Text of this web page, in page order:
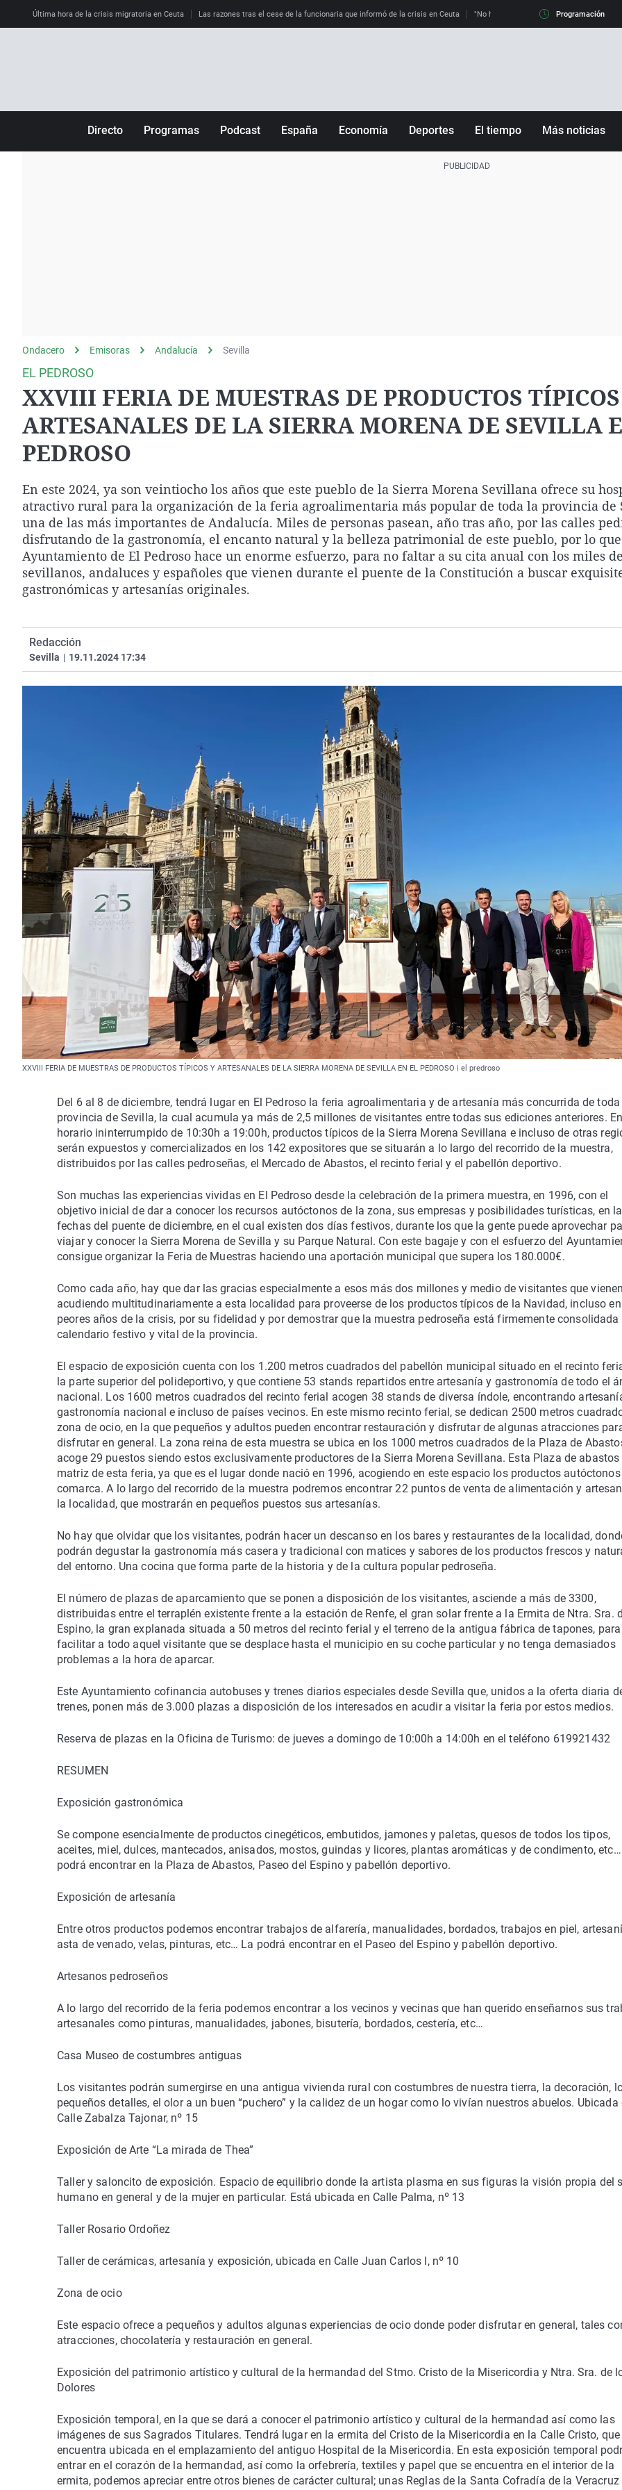
Última hora de la crisis migratoria en Ceuta Las razones tras el cese de la funcionaria que informó de la crisis en Ceuta "No hay mafias, que no nos engañen":
Programación
Directo Programas Podcast
Operación Viuda
Negra
España
Navarra
Economía Deportes El tiempo Más noticias
Ondacero Emisoras Andalucía Sevilla
EL PEDROSO
XXVIII FERIA DE MUESTRAS DE PRODUCTOS
ARTESANALES DE LA SIERRA MORENA DE SEVILLA
PEDROSO
En este 2024, ya son veintiocho los años que este pueblo de la Sierra Morena Sevillana ofrece su
atractivo rural para la organización de la feria agroalimentaria más popular de toda la provincia de
una de las más importantes de Andalucía. Miles de personas pasean, año tras año, por las calles
disfrutando de la gastronomía, el encanto natural y la belleza patrimonial de este pueblo, por lo
Ayuntamiento de El Pedroso hace un enorme esfuerzo, para no faltar a su cita anual con los miles de
sevillanos, andaluces y españoles que vienen durante el puente de la Constitución a buscar
gastronómicas y artesanías originales.
Redacción
Sevilla | 19.11.2024 17:34
XXVIII FERIA DE MUESTRAS DE PRODUCTOS TÍPICOS Y ARTESANALES DE LA SIERRA MORENA DE SEVILLA EN EL PEDROSO | el predroso
Del 6 al 8 de diciembre, tendrá lugar en El Pedroso la feria agroalimentaria y de artesanía más concurrida de toda
provincia de Sevilla, la cual acumula ya más de 2,5 millones de visitantes entre todas sus ediciones anteriores. En
horario ininterrumpido de 10:30h a 19:00h, productos típicos de la Sierra Morena Sevillana e incluso de otras
serán expuestos y comercializados en los 142 expositores que se situarán a lo largo del recorrido de la muestra,
distribuidos por las calles pedroseñas, el Mercado de Abastos, el recinto ferial y el pabellón deportivo.
Son muchas las experiencias vividas en El Pedroso desde la celebración de la primera muestra, en 1996, con el
objetivo inicial de dar a conocer los recursos autóctonos de la zona, sus empresas y posibilidades turísticas, en
fechas del puente de diciembre, en el cual existen dos días festivos, durante los que la gente puede aprovechar
viajar y conocer la Sierra Morena de Sevilla y su Parque Natural. Con este bagaje y con el esfuerzo del
consigue organizar la Feria de Muestras haciendo una aportación municipal que supera los 180.000€.
Como cada año, hay que dar las gracias especialmente a esos más dos millones y medio de visitantes que vienen
acudiendo multitudinariamente a esta localidad para proveerse de los productos típicos de la Navidad, incluso
peores años de la crisis, por su fidelidad y por demostrar que la muestra pedroseña está firmemente consolidada
calendario festivo y vital de la provincia.
El espacio de exposición cuenta con los 1.200 metros cuadrados del pabellón municipal situado en el recinto
la parte superior del polideportivo, y que contiene 53 stands repartidos entre artesanía y gastronomía de todo el
nacional. Los 1600 metros cuadrados del recinto ferial acogen 38 stands de diversa índole, encontrando
gastronomía nacional e incluso de países vecinos. En este mismo recinto ferial, se dedican 2500 metros
zona de ocio, en la que pequeños y adultos pueden encontrar restauración y disfrutar de algunas atracciones
disfrutar en general. La zona reina de esta muestra se ubica en los 1000 metros cuadrados de la Plaza de
acoge 29 puestos siendo estos exclusivamente productores de la Sierra Morena Sevillana. Esta Plaza de abastos
matriz de esta feria, ya que es el lugar donde nació en 1996, acogiendo en este espacio los productos autóctonos
comarca. A lo largo del recorrido de la muestra podremos encontrar 22 puntos de venta de alimentación y
la localidad, que mostrarán en pequeños puestos sus artesanías.
No hay que olvidar que los visitantes, podrán hacer un descanso en los bares y restaurantes de la localidad,
podrán degustar la gastronomía más casera y tradicional con matices y sabores de los productos frescos y
del entorno. Una cocina que forma parte de la historia y de la cultura popular pedroseña.
El número de plazas de aparcamiento que se ponen a disposición de los visitantes, asciende a más de 3300,
distribuidas entre el terraplén existente frente a la estación de Renfe, el gran solar frente a la Ermita de Ntra. Sra.
Espino, la gran explanada situada a 50 metros del recinto ferial y el terreno de la antigua fábrica de tapones, para
facilitar a todo aquel visitante que se desplace hasta el municipio en su coche particular y no tenga demasiados
problemas a la hora de aparcar.
Este Ayuntamiento cofinancia autobuses y trenes diarios especiales desde Sevilla que, unidos a la oferta diaria
trenes, ponen más de 3.000 plazas a disposición de los interesados en acudir a visitar la feria por estos medios.
Reserva de plazas en la Oficina de Turismo: de jueves a domingo de 10:00h a 14:00h en el teléfono 619921432
RESUMEN
Exposición gastronómica
Se compone esencialmente de productos cinegéticos, embutidos, jamones y paletas, quesos de todos los tipos,
aceites, miel, dulces, mantecados, anisados, mostos, guindas y licores, plantas aromáticas y de condimento,
podrá encontrar en la Plaza de Abastos, Paseo del Espino y pabellón deportivo.
Exposición de artesanía
Entre otros productos podemos encontrar trabajos de alfarería, manualidades, bordados, trabajos en piel,
asta de venado, velas, pinturas, etc… La podrá encontrar en el Paseo del Espino y pabellón deportivo.
Artesanos pedroseños
A lo largo del recorrido de la feria podemos encontrar a los vecinos y vecinas que han querido enseñarnos sus
artesanales como pinturas, manualidades, jabones, bisutería, bordados, cestería, etc…
Casa Museo de costumbres antiguas
Los visitantes podrán sumergirse en una antigua vivienda rural con costumbres de nuestra tierra, la decoración,
pequeños detalles, el olor a un buen “puchero” y la calidez de un hogar como lo vivían nuestros abuelos. Ubicada
Calle Zabalza Tajonar, nº 15
Exposición de Arte “La mirada de Thea”
Taller y saloncito de exposición. Espacio de equilibrio donde la artista plasma en sus figuras la visión propia del
humano en general y de la mujer en particular. Está ubicada en Calle Palma, nº 13
Taller Rosario Ordoñez
Taller de cerámicas, artesanía y exposición, ubicada en Calle Juan Carlos I, nº 10
Zona de ocio
Este espacio ofrece a pequeños y adultos algunas experiencias de ocio donde poder disfrutar en general, tales
atracciones, chocolatería y restauración en general.
Exposición del patrimonio artístico y cultural de la hermandad del Stmo. Cristo de la Misericordia y Ntra. Sra. de
Dolores
Exposición temporal, en la que se dará a conocer el patrimonio artístico y cultural de la hermandad así como las
imágenes de sus Sagrados Titulares. Tendrá lugar en la ermita del Cristo de la Misericordia en la Calle Cristo, que
encuentra ubicada en el emplazamiento del antiguo Hospital de la Misericordia. En esta exposición temporal
entrar en el corazón de la hermandad, así como la orfebrería, textiles y papel que se encuentra en el interior de la
ermita, podemos apreciar entre otros bienes de carácter cultural; unas Reglas de la Santa Cofradía de la Veracruz